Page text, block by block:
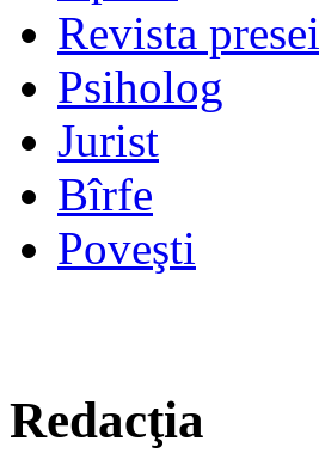
Revista presei
Psiholog
Jurist
Bîrfe
Poveşti
Redacţia